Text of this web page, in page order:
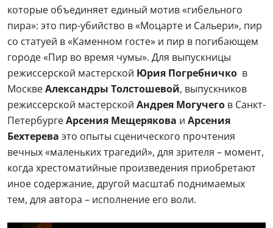
которые объединяет единый мотив «гибельного
пира»: это пир-убийство в «Моцарте и Сальери», пир
со статуей в «Каменном госте» и пир в погибающем
городе «Пир во время чумы». Для выпускницы
режиссерской мастерской Юрия Погребничко в
МосквеАлександры Толстошевой, выпускников
режиссерской мастерской Андрея Могучего в Санкт-
ПетербургеАрсения Мещерякова и Арсения
Бехтерева это опыты сценического прочтения
вечных «маленьких трагедий», для зрителя – момент,
когда хрестоматийные произведения приобретают
иное содержание, другой масштаб поднимаемых
тем, для автора – исполнение его воли.